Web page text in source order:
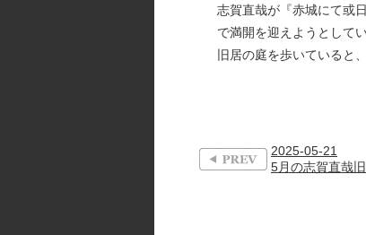
志賀直哉が『赤城にて或
で満開を迎えようとしてい
旧居の庭を歩いていると
2025-05-21
5月の志賀直哉旧